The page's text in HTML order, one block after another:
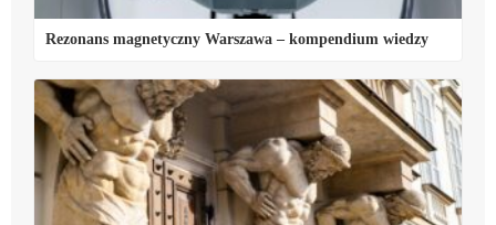
Rezonans magnetyczny Warszawa – kompendium wiedzy